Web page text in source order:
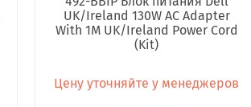
UK/Ireland 130W AC Adapter
With 1M UK/Ireland Power Cord
(Kit)
Цену уточняйте у менеджеров